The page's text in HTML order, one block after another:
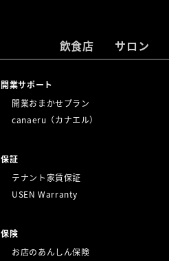
飲食店 サロン
開業サポート
開業おまかせプラン
canaeru（カナエル）
保証
テナント家賃保証
USEN Warranty
保険
お店のあんしん保険